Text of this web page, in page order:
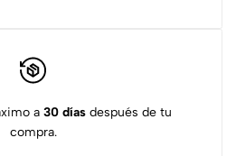
a 30 días después de tu
compra.